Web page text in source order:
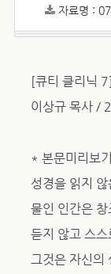
자료명 :
[큐티 클리닉
이상규 목사 /
* 본문미리보기
성경을 읽지
물인 인간은
듣지 않고 스
그것은 자신의